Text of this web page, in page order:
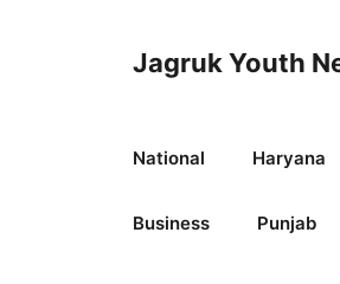
Jagruk Youth
National Haryana
Business Punjab